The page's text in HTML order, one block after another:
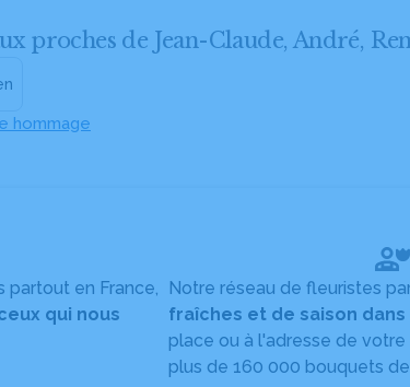
proches de Jean-Claude, André,
hommage
partout en France,
qui nous
Notre réseau de fleuristes
fraîches et de saison
place ou à l'adresse de votre
plus de 160 000 bouquets